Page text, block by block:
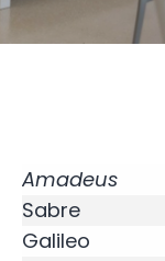
Amadeus
Sabre
Galileo